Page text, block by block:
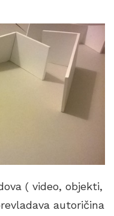
( video, objekti,
autoričina